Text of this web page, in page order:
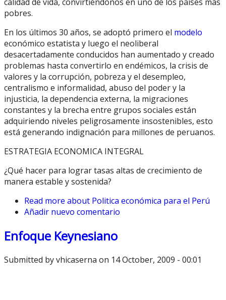
pobres.
En los últimos 30 años, se adoptó primero el modelo
económico estatista y luego el neoliberal
desacertadamente conducidos han aumentado y creado
problemas hasta convertirlo en endémicos, la crisis de
valores y la corrupción, pobreza y el desempleo,
centralismo e informalidad, abuso del poder y la
injusticia, la dependencia externa, la migraciones
constantes y la brecha entre grupos sociales están
adquiriendo niveles peligrosamente insostenibles, esto
está generando indignación para millones de peruanos.
ESTRATEGIA ECONOMICA INTEGRAL
¿Qué hacer para lograr tasas altas de crecimiento de
manera estable y sostenida?
Read more about Politica económica para el Perú
Añadir nuevo comentario
Enfoque Keynesiano
Submitted byvhicaserna on 14 October, 2009 - 00:01